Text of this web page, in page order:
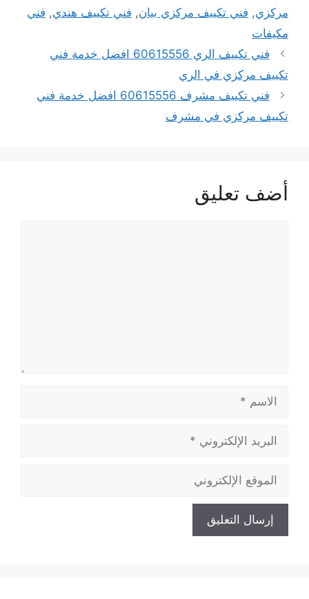
مركزي, فني تكييف مركزي بيان, فني تكييف هندي, فني
مكيفات
فني تكييف الري 60615556 افضل خدمة فني
تكييف مركزي في الري
فني تكييف مشرف 60615556 افضل خدمة فني
تكييف مركزي في مشرف
أضف تعليق
الاسم
البريد
الإلكتروني
الموقع
الإلكتروني